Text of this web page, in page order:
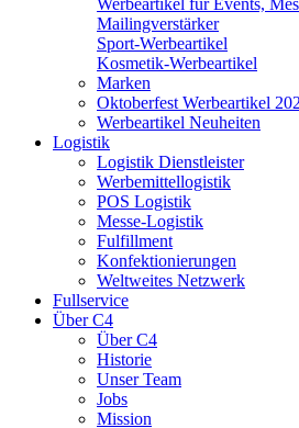
Werbeartikel für Events,
Mailingverstärker
Sport-Werbeartikel
Kosmetik-Werbeartikel
Marken
Oktoberfest Werbeartikel
Werbeartikel Neuheiten
Logistik
Logistik Dienstleister
Werbemittellogistik
POS Logistik
Messe-Logistik
Fulfillment
Konfektionierungen
Weltweites Netzwerk
Fullservice
Über C4
Über C4
Historie
Unser Team
Jobs
Mission